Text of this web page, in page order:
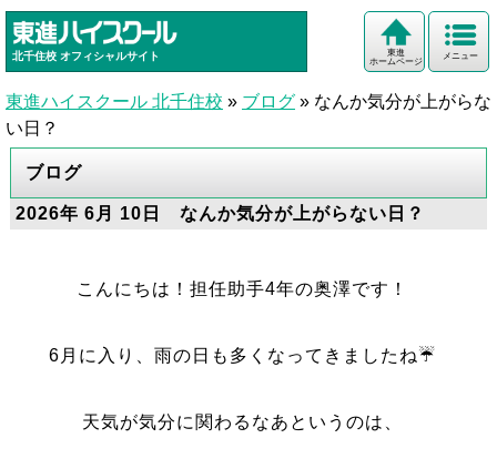
北千住校 オフィシャルサイト メニュー
東進
ホームページ
東進ハイスクール 北千住校 » ブログ » なんか気分が上がらな
い日？
ブログ
2026年 6月 10日 なんか気分が上がらない日？
こんにちは！担任助手4年の奥澤です！
6月に入り、雨の日も多くなってきましたね☔️
天気が気分に関わるなあというのは、